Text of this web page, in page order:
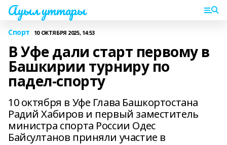
Ауыл уттары
Спорт 10 ОКТЯБРЯ 2025, 14:53
В Уфе дали старт первому в
Башкирии турниру по
падел-спорту
10 октября в Уфе Глава Башкортостана
Радий Хабиров и первый заместитель
министра спорта России Одес
Байсултанов приняли участие в